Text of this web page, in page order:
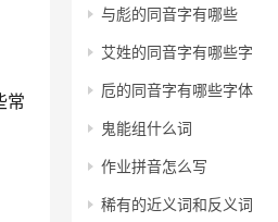
常
与彪的同音字有哪些
艾姓的同音字有哪些字
卮的同音字有哪些字体
鬼能组什么词
作业拼音怎么写
稀有的近义词和反义词